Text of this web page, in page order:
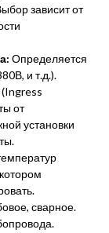
зависит от
Определяется
и т.д.).
(Ingress
от
установки
сварное.